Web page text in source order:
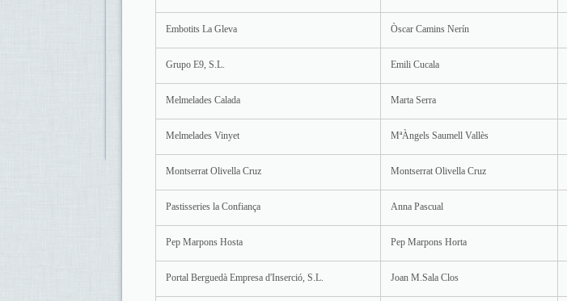
Embotits La Gleva Òscar Camins Nerín
Grupo E9, S.L. Emili Cucala
Melmelades Calada Marta Serra
Melmelades Vinyet MªÀngels Saumell Vallès
Montserrat Olivella Cruz Montserrat Olivella Cruz
Pastisseries la Confiança Anna Pascual
Pep Marpons Hosta Pep Marpons Horta
Portal Berguedà Empresa d'Inserció, S.L. Joan M.Sala Clos